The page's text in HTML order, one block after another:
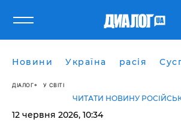
Новини Україна расія
ДІАЛОГ У СВІТІ
ЧИТАТИ НОВИНУ
12 червня 2026, 10:34